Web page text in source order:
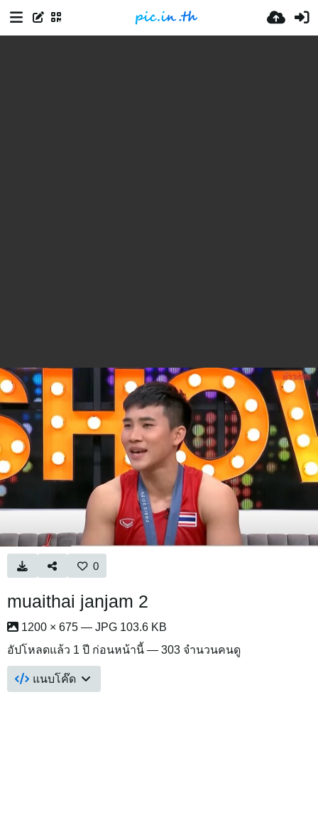
0
muaithai janjam 2
1200 × 675 — JPG 103.6 KB
อัปโหลดแล้ว 1 ปี ก่อนหน้านี้ — 303 จำนวนคนดู
แนบโค๊ด